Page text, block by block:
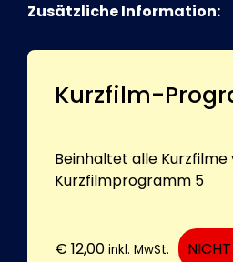
Zusätzliche Information:
Kurzfilm-
Beinhaltet alle Kurzfilme
Kurzfilmprogramm 5
€ 12,00 inkl. MwSt.